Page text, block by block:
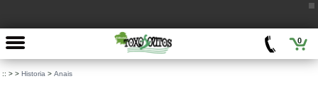
0
:: > > Historia > Anais